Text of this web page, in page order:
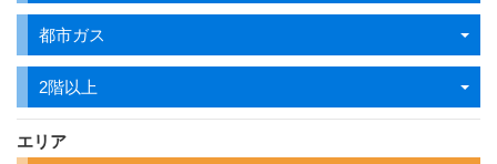
都市ガス
2階以上
エリア